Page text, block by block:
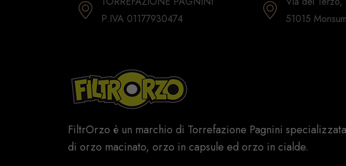
P.IVA 01177930474
51015
FiltrOrzo è un marchio di Torrefazione Pagnini
di orzo macinato, orzo in capsule ed orzo in cialde.